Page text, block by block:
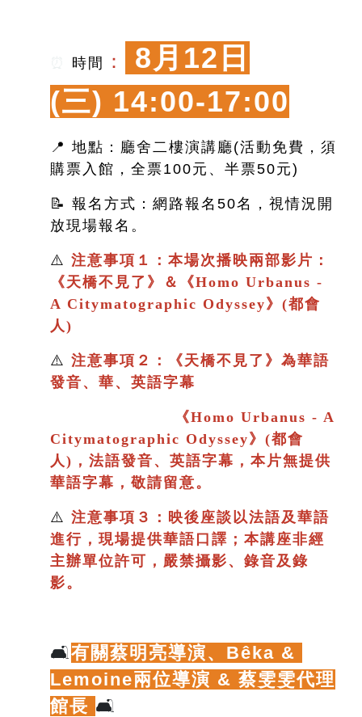
時間 ：
8月12日
(三) 14:00-17:00
📍 地點：廳舍二樓演講廳(活動免費，須
購票入館，全票100元、半票50元)
📝 報名方式：網路報名50名，視情況開
放現場報名。
⚠️ 注意事項１：本場次播映兩部影片：
《天橋不見了 》＆ 《Homo Urbanus -
A Citymatographic Odyssey》(都會
人)
⚠️ 注意事項２： 《天橋不見了 》 為華語
發音、華、英語字幕
《Homo Urbanus - A
Citymatographic Odyssey》(都會
人)，法語發音、英語字幕，本片無提供
華語字幕，敬請留意。
⚠️ 注意事項３：映後座談以法語及華語
進行 ，現場提供華語口譯； 本講座非經
主辦單位許可，嚴禁攝影、錄音及錄
影。
🛋️有關蔡明亮導演、 Bêka &
Lemoine兩位導演 & 蔡雯雯代理
館長 🛋️